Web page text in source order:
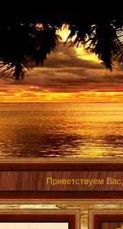
Приветствуем Вас,